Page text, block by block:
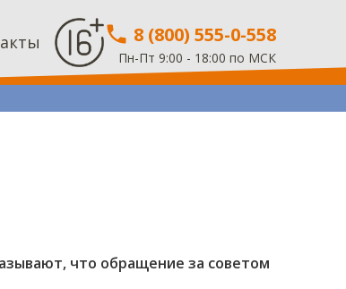
8 (800) 555-0-558
Пн-Пт 9:00 - 18:00 по МСК
что обращение за советом